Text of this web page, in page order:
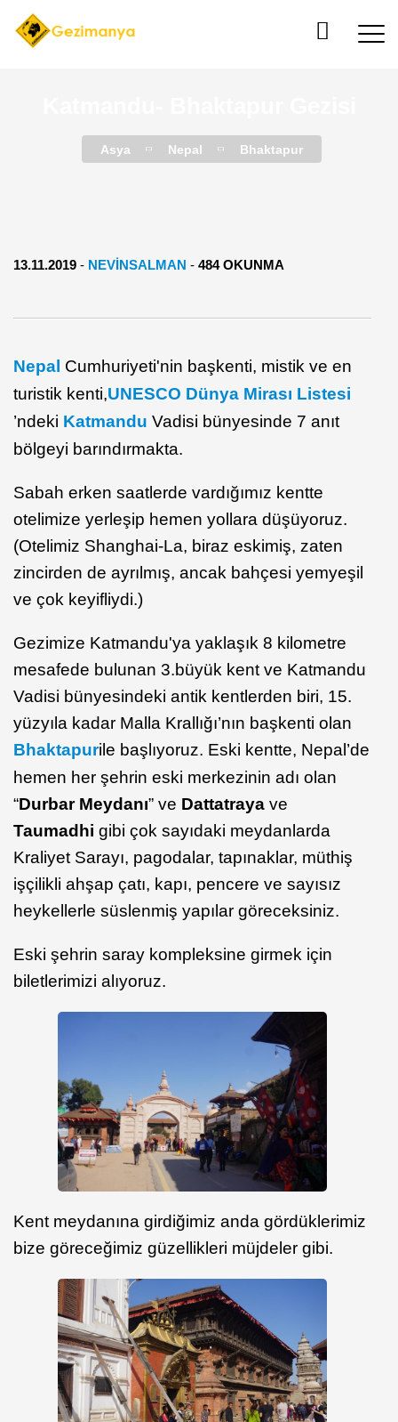
Asya Nepal Bhaktapur
13.11.2019 - NEVINSALMAN - 484 OKUNMA
Nepal Cumhuriyeti'nin başkenti, mistik ve en
turistik kenti,UNESCO Dünya Mirası Listesi
’ndeki Katmandu Vadisi bünyesinde 7 anıt
bölgeyi barındırmakta.
Sabah erken saatlerde vardığımız kentte
otelimize yerleşip hemen yollara düşüyoruz.
(Otelimiz Shanghai-La, biraz eskimiş, zaten
zincirden de ayrılmış, ancak bahçesi yemyeşil
ve çok keyifliydi.)
Gezimize Katmandu'ya yaklaşık 8 kilometre
mesafede bulunan 3.büyük kent ve Katmandu
Vadisi bünyesindeki antik kentlerden biri, 15.
yüzyıla kadar Malla Krallığı’nın başkenti olan
Bhaktapurile başlıyoruz. Eski kentte, Nepal’de
hemen her şehrin eski merkezinin adı olan
“Durbar Meydanı” ve Dattatraya ve
Taumadhi gibi çok sayıdaki meydanlarda
Kraliyet Sarayı, pagodalar, tapınaklar, müthiş
işçilikli ahşap çatı, kapı, pencere ve sayısız
heykellerle süslenmiş yapılar göreceksiniz.
Eski şehrin saray kompleksine girmek için
biletlerimizi alıyoruz.
Kent meydanına girdiğimiz anda gördüklerimiz
bize göreceğimiz güzellikleri müjdeler gibi.